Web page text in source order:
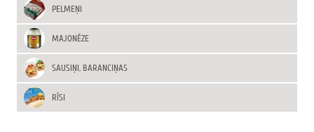
PELMEŅI
MAJONĒZE
SAUSIŅI, BARANCIŅAS
RĪSI